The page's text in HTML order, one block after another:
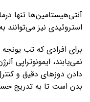
آنتی‌هیستامین‌ها تنها
استروئیدی نیز
برای افرادی که تب یونجه
نمی‌یابند، ایمونوتراپی
دادن دوزهای دقیق و
بدن است تا به تدریج